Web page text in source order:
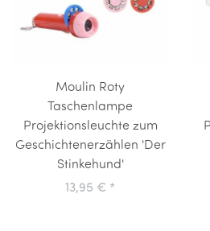
Moulin Roty
Taschenlampe
Projektionsleuchte zum
Geschichtenerzählen 'Der
Stinkehund'
13,95 € *